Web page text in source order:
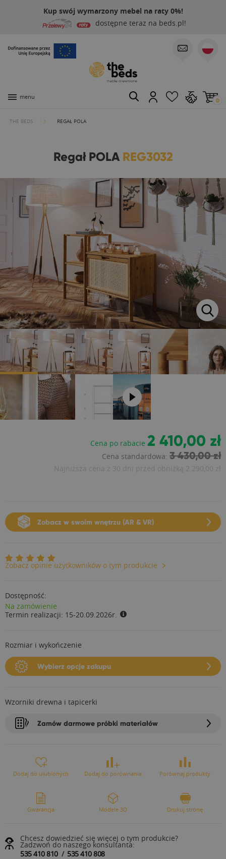
Kup swój wymarzony mebel na raty 0%!
dostępne teraz na beds.pl!
menu 0
THE BEDS REGAŁ POLA
Regał POLA REG3032
Cena po rabacie 2 410,00 zł
Cena standardowa: 3 430,00 zł
Najniższa cena z 30 dni przed obniżką 2 290,00 zł
Zobacz w swoim wnętrzu (AR & VR)
Zobacz opinie użytkowników o tym produkcie
Dostępność:
Na zamówienie
Termin realizacji: 15-20.09.2026r.
Rozmiar i wykończenie
Wybierz opcje zakupu
Wzorniki drewna i tapicerki
Zamów darmowe próbki materiałów
Dodaj do ulubionych Dodaj do porównania Porównaj produkty
Gwarancja Modele 3D Drukuj stronę
Chcesz dowiedzieć się więcej o tym produkcie?
Zadzwoń do naszego konsultanta:
535 410 810/ 535 410 808